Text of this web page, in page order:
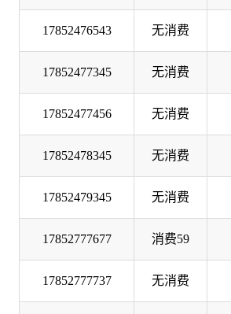
17852476543 无消费
17852477345 无消费
17852477456 无消费
17852478345 无消费
17852479345 无消费
17852777677 消费59
17852777737 无消费